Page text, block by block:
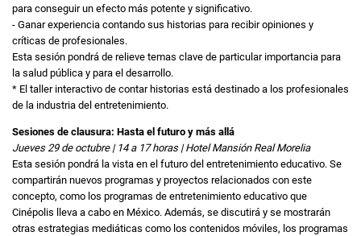
para conseguir un efecto más potente y significativo.
- Ganar experiencia contando sus historias para recibir opiniones y
críticas de profesionales.
Esta sesión pondrá de relieve temas clave de particular importancia para
la salud pública y para el desarrollo.
* El taller interactivo de contar historias está destinado a los profesionales
de la industria del entretenimiento.
Sesiones de clausura: Hasta el futuro y más allá
Jueves 29 de octubre | 14 a 17 horas | Hotel Mansión Real Morelia
Esta sesión pondrá la vista en el futuro del entretenimiento educativo. Se
compartirán nuevos programas y proyectos relacionados con este
concepto, como los programas de entretenimiento educativo que
Cinépolis lleva a cabo en México. Además, se discutirá y se mostrarán
otras estrategias mediáticas como los contenidos móviles, los programas